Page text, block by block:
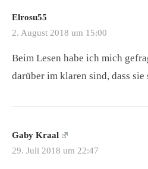
Elrosu55
2. August 2018 um 15:00
Beim Lesen habe ich mich
darüber im klaren sind, dass sie
Gaby Kraal
29. Juli 2018 um 22:47